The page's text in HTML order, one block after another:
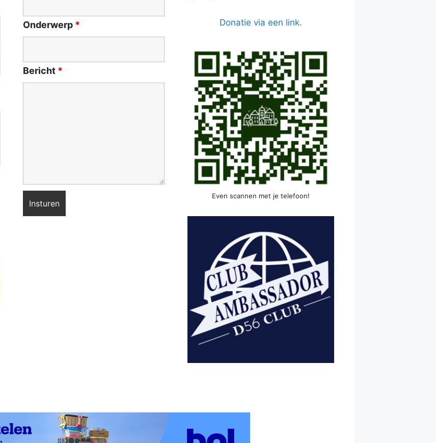
Onderwerp *
Bericht *
Donatie via een link.
Even scannen met je telefoon!